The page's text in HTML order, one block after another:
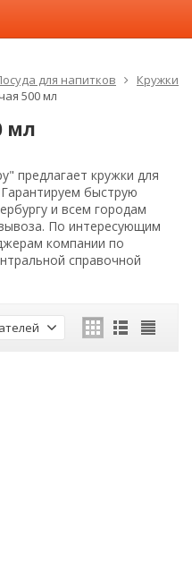
для напитков
Кружки
500 мл
мл
предлагает кружки для
быструю
и всем городам
По интересующим
компании по
справочной